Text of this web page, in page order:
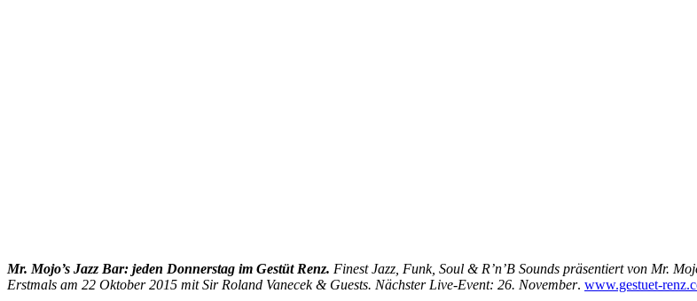
Mr. Mojo’s Jazz Bar: jeden Donnerstag im Gestüt Renz. Finest Jazz, Funk, Soul & R’n’B Sounds präsentiert von Mr.
Erstmals am 22 Oktober 2015 mit Sir Roland Vanecek & Guests. Nächster Live-Event: 26. November. www.gestuet-